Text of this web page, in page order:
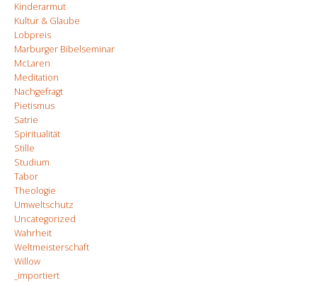
Kinderarmut
Kultur & Glaube
Lobpreis
Marburger Bibelseminar
McLaren
Meditation
Nachgefragt
Pietismus
Satrie
Spiritualität
Stille
Studium
Tabor
Theologie
Umweltschutz
Uncategorized
Wahrheit
Weltmeisterschaft
Willow
_importiert